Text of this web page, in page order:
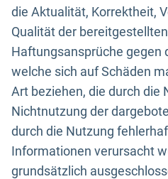
die Aktualität, Korrektheit,
Qualität der
Haftungsansprüche gegen
welche sich auf Schäden
Art beziehen, die durch die
Nichtnutzung der
durch die Nutzung
Informationen verursacht
grundsätzlich